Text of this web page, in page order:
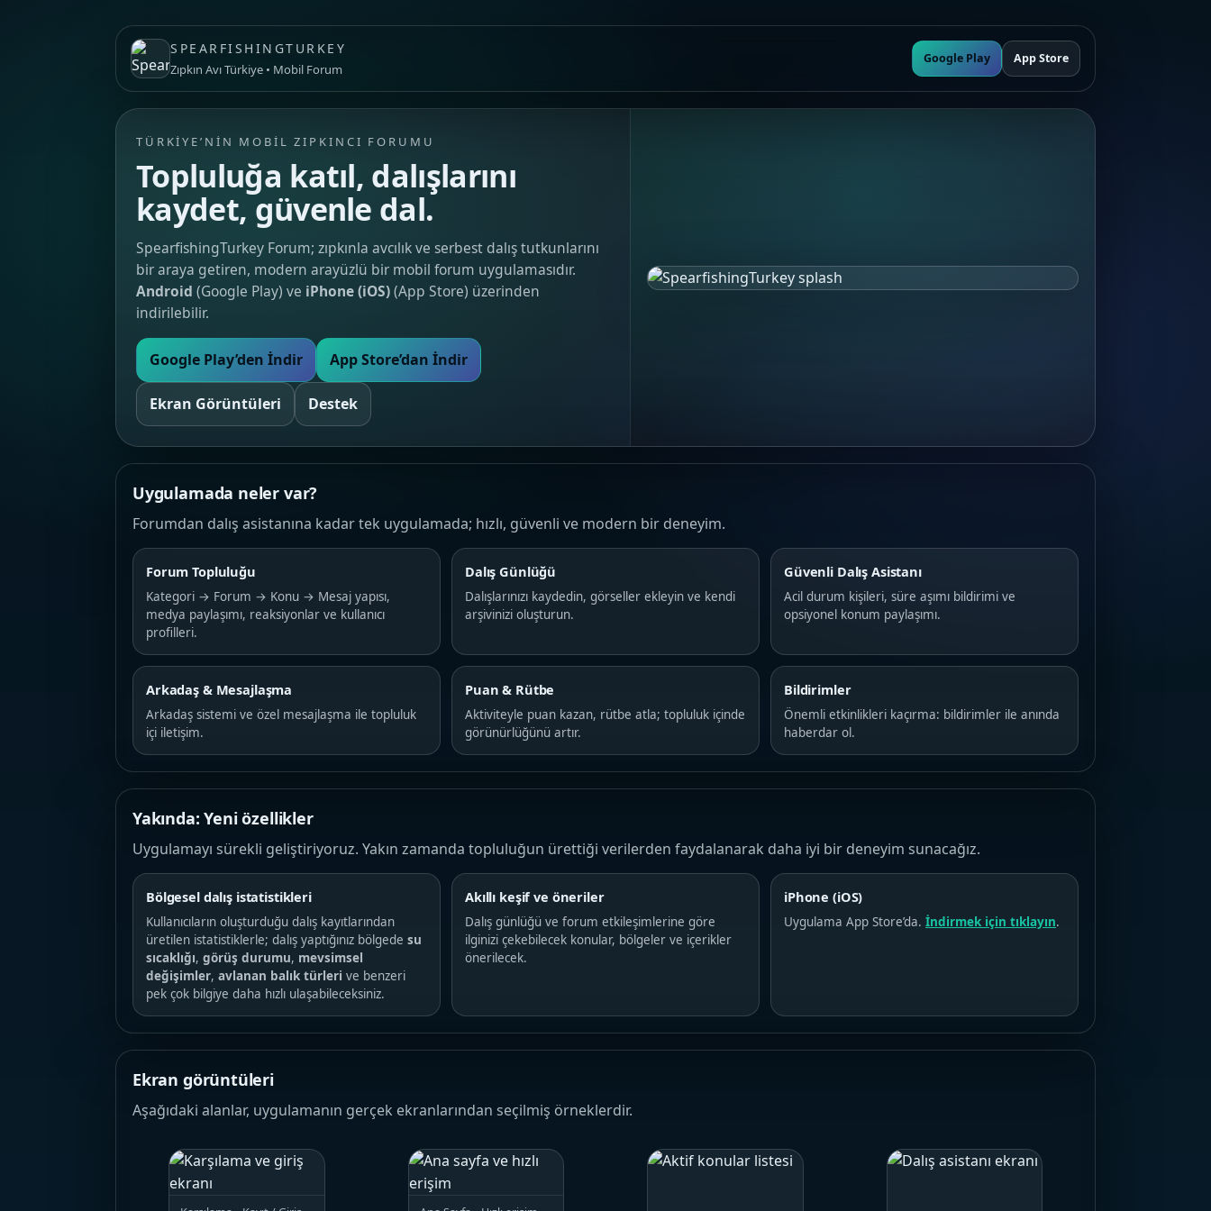
SPEARFISHINGTURKEY
Zıpkın Avı Türkiye • Mobil Forum
Google Play App Store
TÜRKIYE’NIN MOBIL ZIPKINCI FORUMU
Topluluğa katıl, dalışlarını
kaydet, güvenle dal.
SpearfishingTurkey Forum; zıpkınla avcılık ve serbest dalış tutkunlarını
bir araya getiren, modern arayüzlü bir mobil forum uygulamasıdır.
Android (Google Play) ve iPhone (iOS)(App Store) üzerinden
indirilebilir.
Google Play’den İndir App Store’dan İndir
Ekran Görüntüleri Destek
Uygulamada neler var?
Forumdan dalış asistanına kadar tek uygulamada; hızlı, güvenli ve modern bir deneyim.
Forum Topluluğu
Kategori → Forum → Konu → Mesaj yapısı,
medya paylaşımı, reaksiyonlar ve kullanıcı
profilleri.
Dalış Günlüğü
Dalışlarınızı kaydedin, görseller ekleyin ve kendi
arşivinizi oluşturun.
Güvenli Dalış Asistanı
Acil durum kişileri, süre aşımı bildirimi ve
opsiyonel konum paylaşımı.
Arkadaş & Mesajlaşma
Arkadaş sistemi ve özel mesajlaşma ile topluluk
içi iletişim.
Puan & Rütbe
Aktiviteyle puan kazan, rütbe atla; topluluk içinde
görünürlüğünü artır.
Bildirimler
Önemli etkinlikleri kaçırma: bildirimler ile anında
haberdar ol.
Yakında: Yeni özellikler
Uygulamayı sürekli geliştiriyoruz. Yakın zamanda topluluğun ürettiği verilerden faydalanarak daha iyi bir deneyim sunacağız.
Bölgesel dalış istatistikleri
Kullanıcıların oluşturduğu dalış kayıtlarından
üretilen istatistiklerle; dalış yaptığınız bölgede su
sıcaklığı, görüş durumu, mevsimsel
değişimler, avlanan balık türleri ve benzeri
pek çok bilgiye daha hızlı ulaşabileceksiniz.
Akıllı keşif ve öneriler
Dalış günlüğü ve forum etkileşimlerine göre
ilginizi çekebilecek konular, bölgeler ve içerikler
önerilecek.
iPhone (iOS)
Uygulama App Store’da. İndirmek için tıklayın.
Ekran görüntüleri
Aşağıdaki alanlar, uygulamanın gerçek ekranlarından seçilmiş örneklerdir.